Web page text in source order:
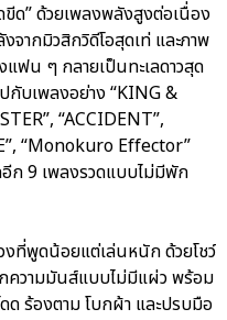
ขีด” ด้วยเพลงพลังสูงต่อเนื่อง
ากมิวสิกวิดีโอสุดเท่ และภาพ
ฟน ๆ กลายเป็นทะเลดาวสุด
กับเพลงอย่าง “KING &
“ACCIDENT”,
“Monokuro Effector”
ก 9 เพลงรวดแบบไม่มีพัก
งที่พูดน้อยแต่เล่นหนัก ด้วยโชว์
วามมันส์แบบไม่มีแผ่ว พร้อม
ร้องตาม โบกผ้า และปรบมือ